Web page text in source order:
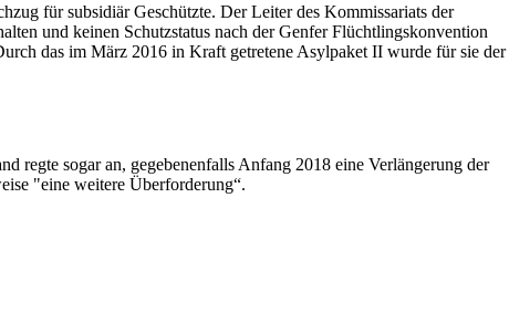
für subsidiär Geschützte. Der Leiter des Kommissariats der
und keinen Schutzstatus nach der Genfer Flüchtlingskonvention
das im März 2016 in Kraft getretene Asylpaket II wurde für sie der
regte sogar an, gegebenenfalls Anfang 2018 eine Verlängerung der
"eine weitere Überforderung“.